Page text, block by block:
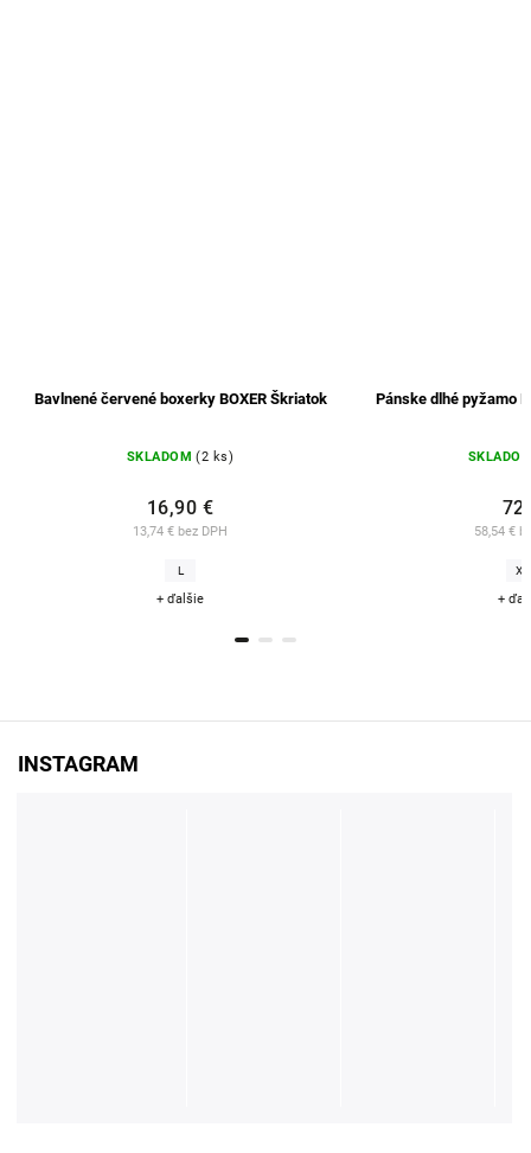
Bavlnené červené boxerky BOXER Škriatok
SKLADOM (2 ks)
13,74 € bez DPH
16,90 €
L
+ ďalšie
Pánske dlhé pyžamo
58,54 €
72
XL
+
INSTAGRAM